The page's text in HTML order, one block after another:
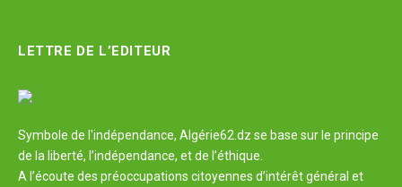
LETTRE DE L’EDITEUR
Symbole de l'indépendance, Algérie62.dz se base sur le principe
de la liberté, l’indépendance, et de l’éthique.
A l’écoute des préoccupations citoyennes d’intérêt général et